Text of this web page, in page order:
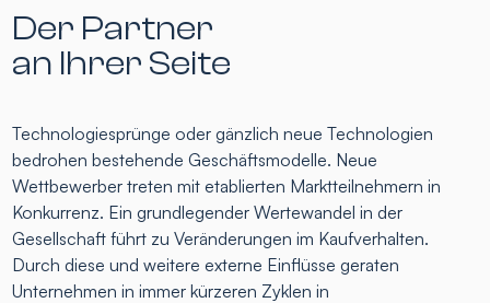
Der Partner
an Ihrer Seite
Technologiesprünge oder gänzlich neue Technologien
bedrohen bestehende Geschäftsmodelle. Neue
Wettbewerber treten mit etablierten Marktteilnehmern in
Konkurrenz. Ein grundlegender Wertewandel in der
Gesellschaft führt zu Veränderungen im Kaufverhalten.
Durch diese und weitere externe Einflüsse geraten
Unternehmen in immer kürzeren Zyklen in